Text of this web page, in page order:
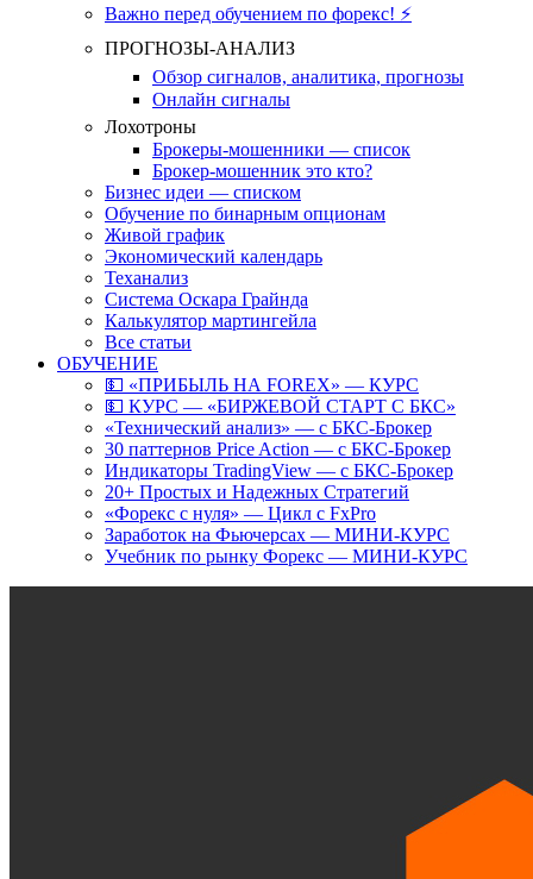
Важно перед обучением по форекс! ⚡
ПРОГНОЗЫ-АНАЛИЗ
Обзор сигналов, аналитика, прогнозы
Онлайн сигналы
Лохотроны
Брокеры-мошенники — список
Брокер-мошенник это кто?
Бизнес идеи — списком
Обучение по бинарным опционам
Живой график
Экономический календарь
Теханализ
Система Оскара Грайнда
Калькулятор мартингейла
Все статьи
ОБУЧЕНИЕ
💵 «ПРИБЫЛЬ НА FOREX» — КУРС
💵 КУРС — «БИРЖЕВОЙ СТАРТ С БКС»
«Технический анализ» — с БКС-Брокер
30 паттернов Price Action — с БКС-Брокер
Индикаторы TradingView — с БКС-Брокер
20+ Простых и Надежных Стратегий
«Форекс с нуля» — Цикл с FxPro
Заработок на Фьючерсах — МИНИ-КУРС
Учебник по рынку Форекс — МИНИ-КУРС